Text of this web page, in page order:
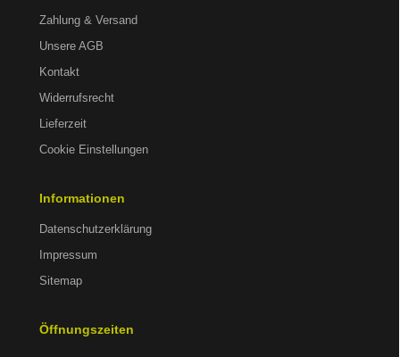
Zahlung & Versand
Unsere AGB
Kontakt
Widerrufsrecht
Lieferzeit
Cookie Einstellungen
Informationen
Datenschutzerklärung
Impressum
Sitemap
Öffnungszeiten